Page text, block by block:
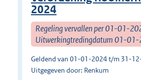
2024
Regeling vervallen per 01-01-
Uitwerkingtredingdatum 01-
Geldend van 01-01-2024 t/m 31-
Uitgegeven door: Renkum